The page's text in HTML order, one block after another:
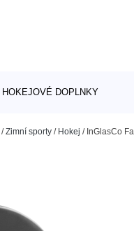
HOKEJOVÉ DOPLNKY
/Zimní sporty / Hokej / InGlasCo